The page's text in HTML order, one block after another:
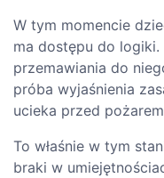
W tym momencie
ma dostępu do
przemawiania do
próba wyjaśnienia
ucieka przed
To właśnie w tym
braki w